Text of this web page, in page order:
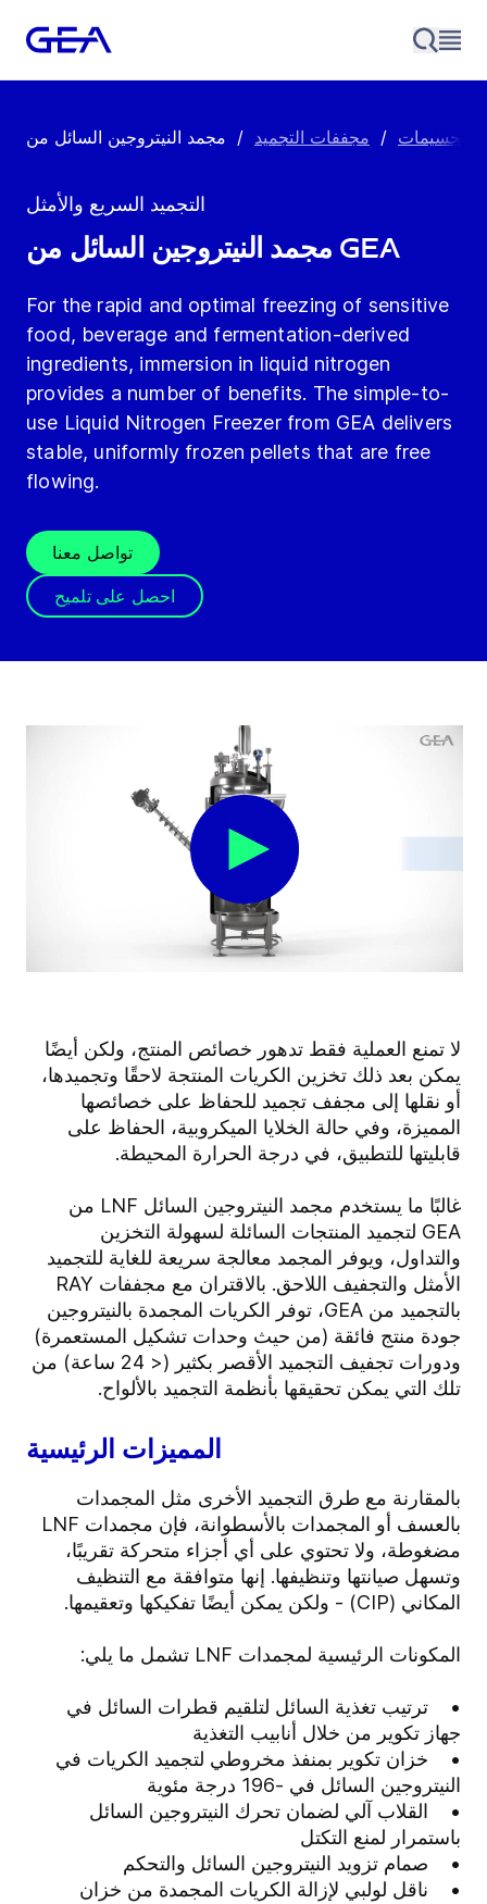
الجسيمات / مجففات التجميد /
التجميد السريع والأمثل
مجمد النيتروجين السائل من GEA
For the rapid and optimal freezing of sensitive
food, beverage and fermentation-derived
ingredients, immersion in liquid nitrogen
provides a number of benefits. The simple-to-
use Liquid Nitrogen Freezer from GEA delivers
stable, uniformly frozen pellets that are free
flowing.
تواصل معنا
احصل على تلميح
لا تمنع العملية فقط تدهور خصائص المنتج، ولكن أيضًا
يمكن بعد ذلك تخزين الكريات المنتجة لاحقًا وتجميدها،
أو نقلها إلى مجفف تجميد للحفاظ على خصائصها
المميزة، وفي حالة الخلايا الميكروبية، الحفاظ على
قابليتها للتطبيق، في درجة الحرارة المحيطة.
غالبًا ما يستخدم مجمد النيتروجين السائل LNF من
GEA لتجميد المنتجات السائلة لسهولة التخزين
والتداول، ويوفر المجمد معالجة سريعة للغاية للتجميد
الأمثل والتجفيف اللاحق. بالاقتران مع مجففات RAY
بالتجميد من GEA، توفر الكريات المجمدة بالنيتروجين
جودة منتج فائقة (من حيث وحدات تشكيل المستعمرة)
ودورات تجفيف التجميد الأقصر بكثير (< 24 ساعة) من
تلك التي يمكن تحقيقها بأنظمة التجميد بالألواح.
المميزات الرئيسية
بالمقارنة مع طرق التجميد الأخرى مثل المجمدات
بالعسف أو المجمدات بالأسطوانة، فإن مجمدات LNF
مضغوطة، ولا تحتوي على أي أجزاء متحركة تقريبًا،
وتسهل صيانتها وتنظيفها. إنها متوافقة مع التنظيف
المكاني (CIP) - ولكن يمكن أيضًا تفكيكها وتعقيمها.
المكونات الرئيسية لمجمدات LNF تشمل ما يلي:
• ترتيب تغذية السائل لتلقيم قطرات السائل في
جهاز تكوير من خلال أنابيب التغذية
• خزان تكوير بمنفذ مخروطي لتجميد الكريات في
النيتروجين السائل في -196 درجة مئوية
• القلاب آلي لضمان تحرك النيتروجين السائل
باستمرار لمنع التكتل
• صمام تزويد النيتروجين السائل والتحكم
• ناقل لولبي لإزالة الكريات المجمدة من خزان